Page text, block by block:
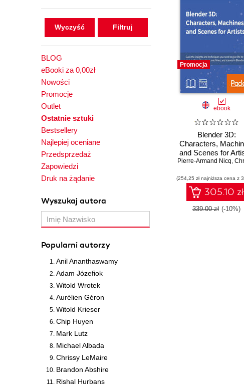
Wyczyść
BLOG
eBooki za 0,00zł
Nowości
Promocje
Outlet
Ostatnie sztuki
Bestsellery
Najlepiej oceniane
Przedsprzedaż
Zapowiedzi
Druk na żądanie
Wyszukaj autora
Popularni autorzy
Anil Ananthaswamy
Adam Józefiok
Witold Wrotek
Aurélien Géron
Witold Krieser
Chip Huyen
Mark Lutz
Michael Albada
Chrissy LeMaire
Brandon Abshire
Rishal Hurbans
Promocja
ebook
Blender 3D:
Characters,
and Scenes for
Gain the insights
give life to your
custom characters,
machines, and
in Blender 3D
Pierre-Armand Nicq,
(254,25 zł najniższa cena z
305.10 zł
339.00 zł (-10%)